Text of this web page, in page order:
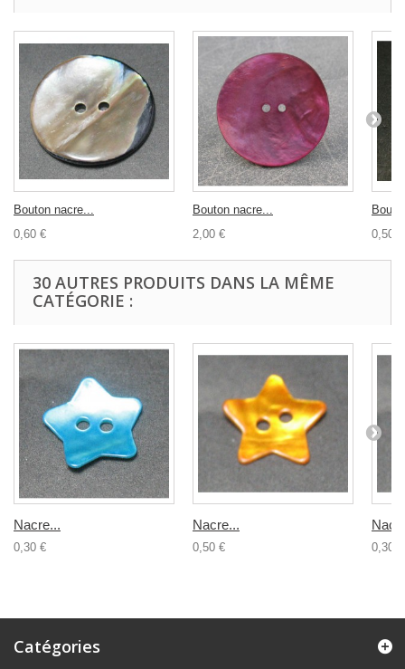
Bouton nacre...
0,60 €
Bouton nacre...
2,00 €
0,50 €
30 AUTRES PRODUITS DANS LA MÊME
CATÉGORIE :
Nacre...
0,30 €
Nacre...
0,50 € 0,30 €
Catégories